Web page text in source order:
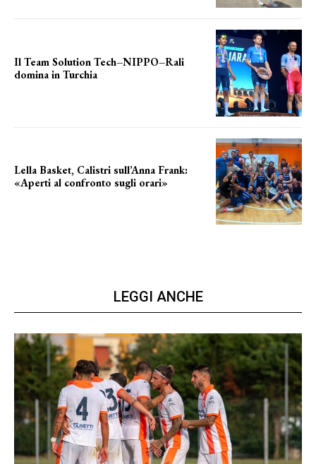
Il Team Solution Tech–NIPPO–Rali
domina in Turchia
Lella Basket, Calistri sull’Anna Frank:
«Aperti al confronto sugli orari»
LEGGI ANCHE